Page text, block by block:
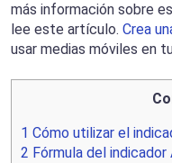
más información sobre
lee este artículo. Crea
usar medias móviles en
1 Cómo utilizar el
2 Fórmula del indicador